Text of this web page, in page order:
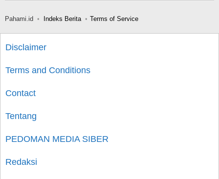
Pahami.id Indeks Berita Terms of Service
Disclaimer
Terms and Conditions
Contact
Tentang
PEDOMAN MEDIA SIBER
Redaksi